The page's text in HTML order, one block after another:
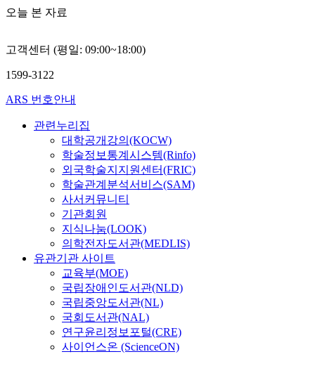
오늘 본 자료
고객센터 (평일: 09:00~18:00)
1599-3122
ARS 번호안내
관련누리집
대학공개강의(KOCW)
학술정보통계시스템(Rinfo)
외국학술지지원센터(FRIC)
학술관계분석서비스(SAM)
사서커뮤니티
기관회원
지식나눔(LOOK)
의학전자도서관(MEDLIS)
유관기관 사이트
교육부(MOE)
국립장애인도서관(NLD)
국립중앙도서관(NL)
국회도서관(NAL)
연구윤리정보포털(CRE)
사이언스온 (ScienceON)